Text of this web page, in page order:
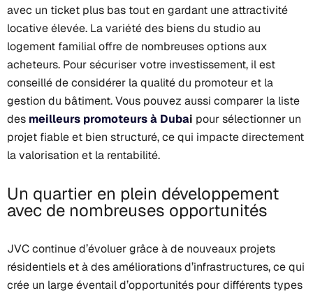
avec un ticket plus bas tout en gardant une attractivité
locative élevée. La variété des biens du studio au
logement familial offre de nombreuses options aux
acheteurs. Pour sécuriser votre investissement, il est
conseillé de considérer la qualité du promoteur et la
gestion du bâtiment. Vous pouvez aussi comparer la liste
des meilleurs promoteurs à Dubai pour sélectionner un
projet fiable et bien structuré, ce qui impacte directement
la valorisation et la rentabilité.
Un quartier en plein développement
avec de nombreuses opportunités
JVC continue d’évoluer grâce à de nouveaux projets
résidentiels et à des améliorations d’infrastructures, ce qui
crée un large éventail d’opportunités pour différents types